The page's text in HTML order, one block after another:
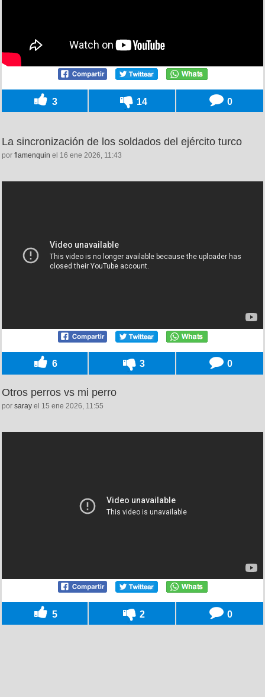
3 14 0
La sincronización de los soldados del ejército turco
por flamenquin el 16 ene 2026, 11:43
6 3 0
Otros perros vs mi perro
por saray el 15 ene 2026, 11:55
5 2 0